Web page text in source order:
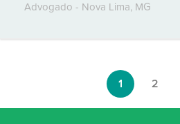
Advogado - Nova Lima, MG
1 2